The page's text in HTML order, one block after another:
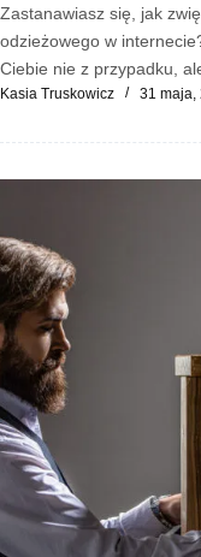
Zastanawiasz się, jak
odzieżowego w
Ciebie nie z przypadku,
Kasia Truskowicz 31 maja,